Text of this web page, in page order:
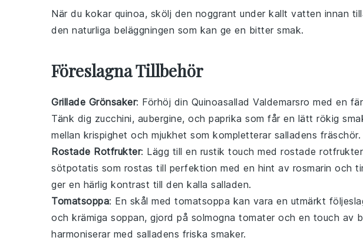
När du kokar quinoa, skölj den noggrant under kallt vatten innan
den naturliga beläggningen som kan ge en bitter smak.
Föreslagna Tillbehör
Grillade Grönsaker: Förhöj din Quinoasallad Valdemarsro med en
Tänk dig zucchini, aubergine, och paprika som får en lätt rökig
mellan krispighet och mjukhet som kompletterar salladens fräschör.
Rostade Rotfrukter: Lägg till en rustik touch med rostade rotfrukter
sötpotatis som rostas till perfektion med en hint av rosmarin och
ger en härlig kontrast till den kalla salladen.
Tomatsoppa: En skål med tomatsoppa kan vara en utmärkt
och krämiga soppan, gjord på solmogna tomater och en touch av
harmoniserar med salladens friska smaker.